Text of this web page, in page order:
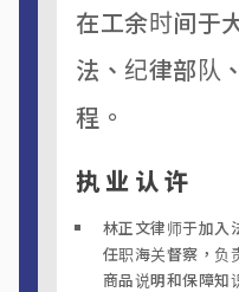
在工余时间于
法、纪律部队
程。
执业认许
林正文律师于加入
任职海关督察，负
商品说明和保障知